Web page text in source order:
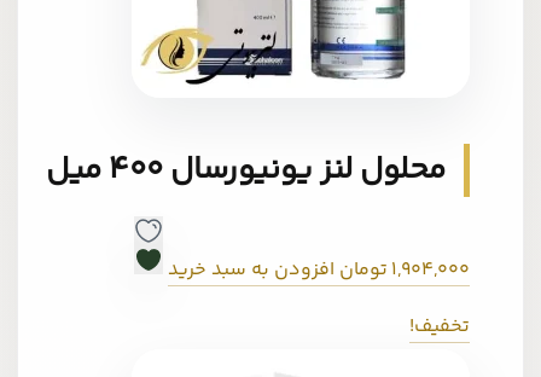
محلول لنز یونیورسال 400 میل
1,904,000 تومان افزودن به سبد خرید
تخفیف!